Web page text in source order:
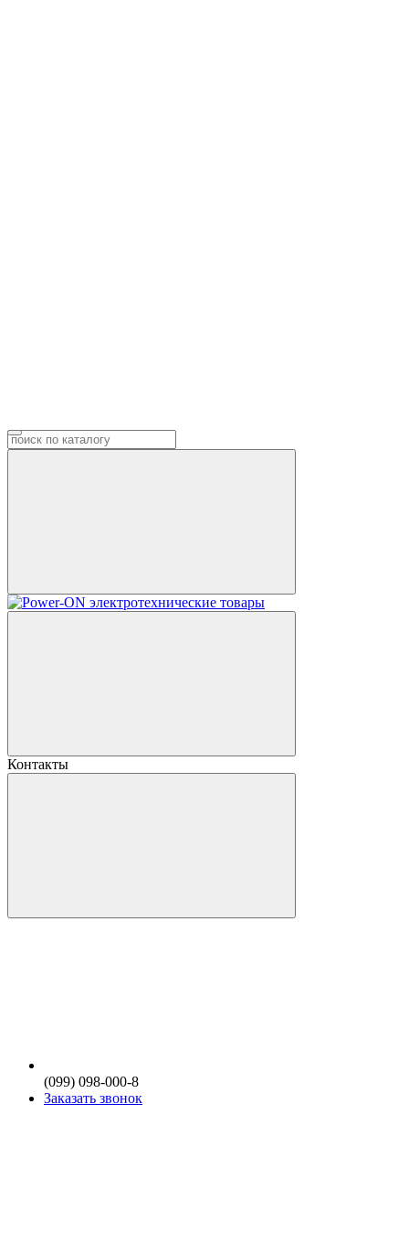
Контакты
(099) 098-000-8
Заказать звонок